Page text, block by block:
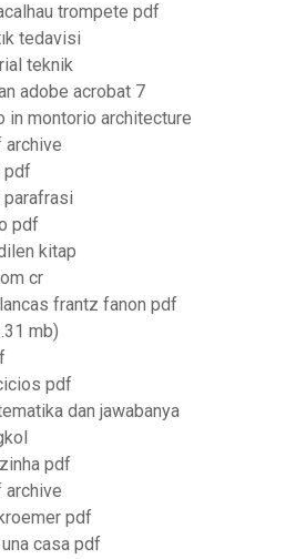
trompete pdf
tedavisi
teknik
adobe acrobat 7
in montorio architecture
archive
pdf
parafrasi
pdf
kitap
cr
frantz fanon pdf
mb)
pdf
dan jawabanya
pdf
archive
pdf
casa pdf